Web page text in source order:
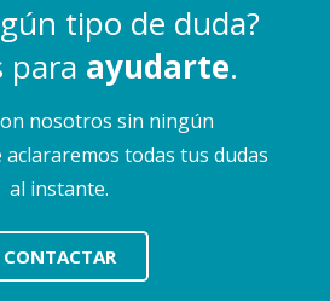
tipo de duda?
para ayudarte.
nosotros sin ningún
todas tus dudas
al instante.
CONTACTAR